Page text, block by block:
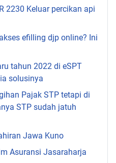
2230 Keluar percikan api
efilling djp online? Ini
tahun 2022 di eSPT
solusinya
Pajak STP tetapi di
STP sudah jatuh
Jawa Kuno
Asuransi Jasaraharja